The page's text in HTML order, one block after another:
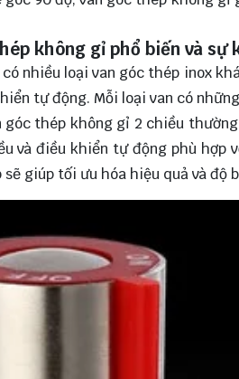
không gỉ phổ biến và sự
nhiều loại van góc thép inox
tự động. Mỗi loại van có
góc thép không gỉ 2 chiều
và điều khiển tự động phù hợp
sẽ giúp tối ưu hóa hiệu quả và độ